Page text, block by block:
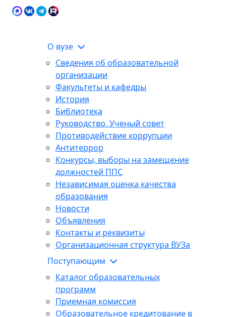
О вузе
Сведения об образовательной
организации
Факультеты и кафедры
История
Библиотека
Руководство. Ученый совет
Противодействие коррупции
Антитеррор
Конкурсы, выборы на замещение
должностей ППС
Независимая оценка качества
образования
Новости
Объявления
Контакты и реквизиты
Организационная структура ВУЗа
Поступающим
Каталог образовательных
программ
Приемная комиссия
Образовательное кредитование в